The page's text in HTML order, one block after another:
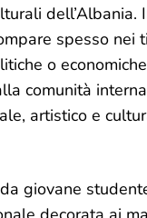
dell’Albania.
spesso nei
o
comunità
artistico e
giovane